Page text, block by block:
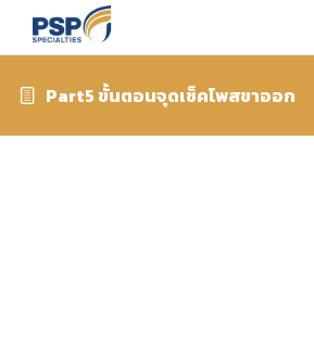
Part5 ขั้นตอนจุดเช็คโพสขาออก